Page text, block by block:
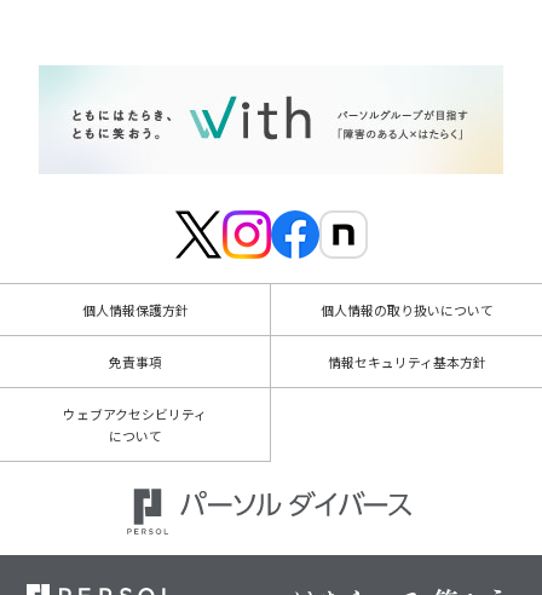
個人情報保護方針 個人情報の取り扱いについて
免責事項 情報セキュリティ基本方針
ウェブアクセシビリティ
について